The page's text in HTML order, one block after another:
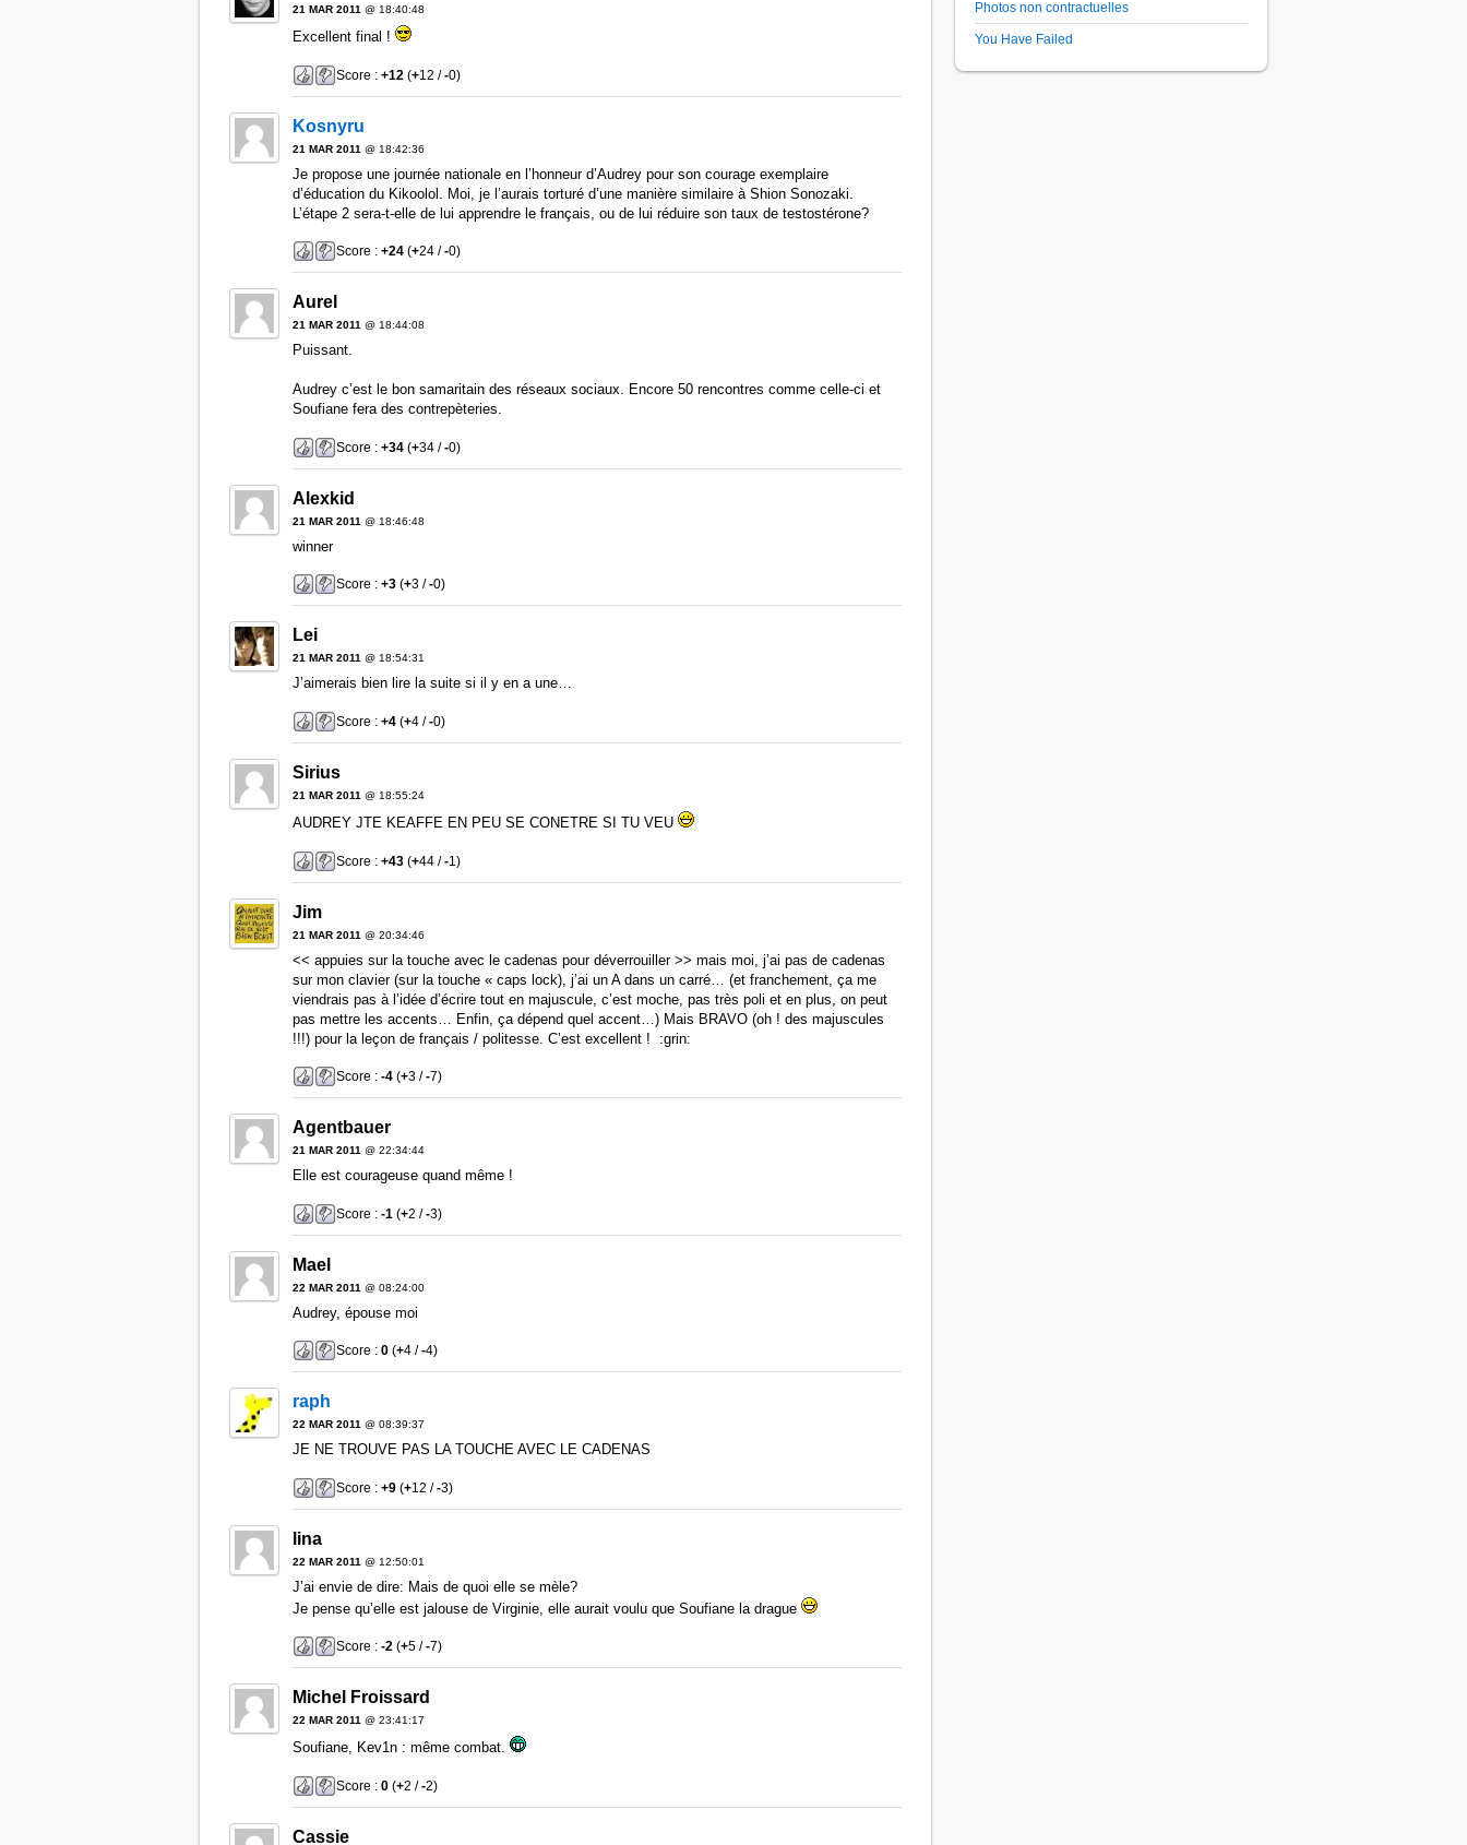
21 MAR 2011@ 18:40:48
Excellent final !
Score : +12(+12 /-0)
Kosnyru
21 MAR 2011 @ 18:42:36
Je propose une journée nationale en l’honneur d’Audrey pour son courage exemplaire
d’éducation du Kikoolol. Moi, je l’aurais torturé d’une manière similaire à Shion Sonozaki.
L’étape 2 sera-t-elle de lui apprendre le français, ou de lui réduire son taux de testostérone?
Score : +24(+24 /-0)
Aurel
21 MAR 2011@ 18:44:08
Puissant.
Audrey c’est le bon samaritain des réseaux sociaux. Encore 50 rencontres comme celle-ci et
Soufiane fera des contrepèteries.
Score : +34(+34 /-0)
Alexkid
21 MAR 2011 @ 18:46:48
winner
Score : +3(+3 /-0)
Lei
21 MAR 2011@ 18:54:31
J’aimerais bien lire la suite si il y en a une…
Score : +4(+4 /-0)
Sirius
21 MAR 2011 @ 18:55:24
AUDREY JTE KEAFFE EN PEU SE CONETRE SI TU VEU
Score : +43(+44 /-1)
Jim
21 MAR 2011 @ 20:34:46
<< appuies sur la touche avec le cadenas pour déverrouiller >> mais moi, j’ai pas de cadenas
sur mon clavier (sur la touche « caps lock), j’ai un A dans un carré… (et franchement, ça me
viendrais pas à l’idée d’écrire tout en majuscule, c’est moche, pas très poli et en plus, on peut
pas mettre les accents… Enfin, ça dépend quel accent…) Mais BRAVO (oh ! des majuscules
!!!) pour la leçon de français / politesse. C’est excellent ! :grin:
Score : -4(+3 /-7)
Agentbauer
21 MAR 2011 @ 22:34:44
Elle est courageuse quand même !
Score : -1 (+2 /-3)
Mael
22 MAR 2011 @ 08:24:00
Audrey, épouse moi
Score : 0(+4 /-4)
raph
22 MAR 2011@ 08:39:37
JE NE TROUVE PAS LA TOUCHE AVEC LE CADENAS
Score : +9(+12 /-3)
lina
22 MAR 2011 @ 12:50:01
J’ai envie de dire: Mais de quoi elle se mèle?
Je pense qu’elle est jalouse de Virginie, elle aurait voulu que Soufiane la drague
Score : -2(+5 /-7)
Michel Froissard
22 MAR 2011@ 23:41:17
Soufiane, Kev1n : même combat.
Score : 0(+2 /-2)
Cassie
Photos non contractuelles
You Have Failed